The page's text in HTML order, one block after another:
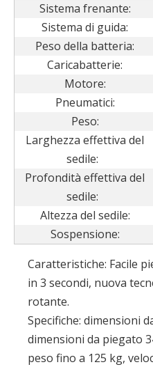
Sistema frenante:
Sistema di guida:
Peso della batteria:
Caricabatterie:
Motore:
Pneumatici:
Peso:
Larghezza effettiva del
sedile:
Profondità effettiva del
sedile:
Altezza del sedile:
Sospensione:
Caratteristiche: Facile
in 3 secondi, nuova
rotante.
Specifiche: dimensioni
dimensioni da piegato
peso fino a 125 kg,